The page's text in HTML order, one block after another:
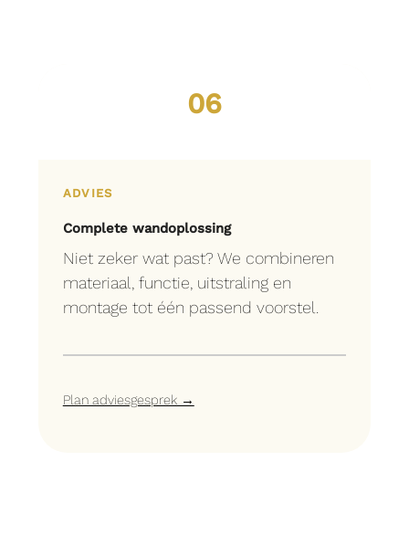
06
ADVIES
Complete wandoplossing
Niet zeker wat past? We combineren
materiaal, functie, uitstraling en
montage tot één passend voorstel.
Plan adviesgesprek →